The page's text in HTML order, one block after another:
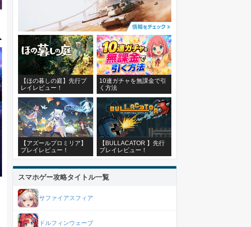
【ほの暮しの庭】先行プ
レイレビュー！
10連ガチャを無課金で引
く方法
【アズールプロミリア】
プレイレビュー！
【BULLACATOR 】先行
プレイレビュー！
スマホゲー攻略タイトル一覧
サファイアスフィア
ドルフィンウェーブ